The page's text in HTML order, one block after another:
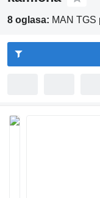
8 oglasa: MAN TGS